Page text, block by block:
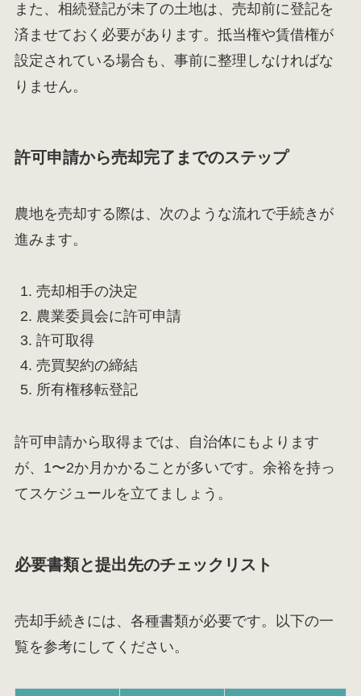
また、相続登記が未了の土地は、売却前に登記を
済ませておく必要があります。抵当権や賃借権が
設定されている場合も、事前に整理しなければな
りません。
許可申請から売却完了までのステップ
農地を売却する際は、次のような流れで手続きが
進みます。
売却相手の決定
農業委員会に許可申請
許可取得
売買契約の締結
所有権移転登記
許可申請から取得までは、自治体にもよります
が、1〜2か月かかることが多いです。余裕を持っ
てスケジュールを立てましょう。
必要書類と提出先のチェックリスト
売却手続きには、各種書類が必要です。以下の一
覧を参考にしてください。